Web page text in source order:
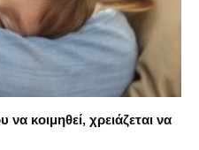
να κοιμηθεί, χρειάζεται να